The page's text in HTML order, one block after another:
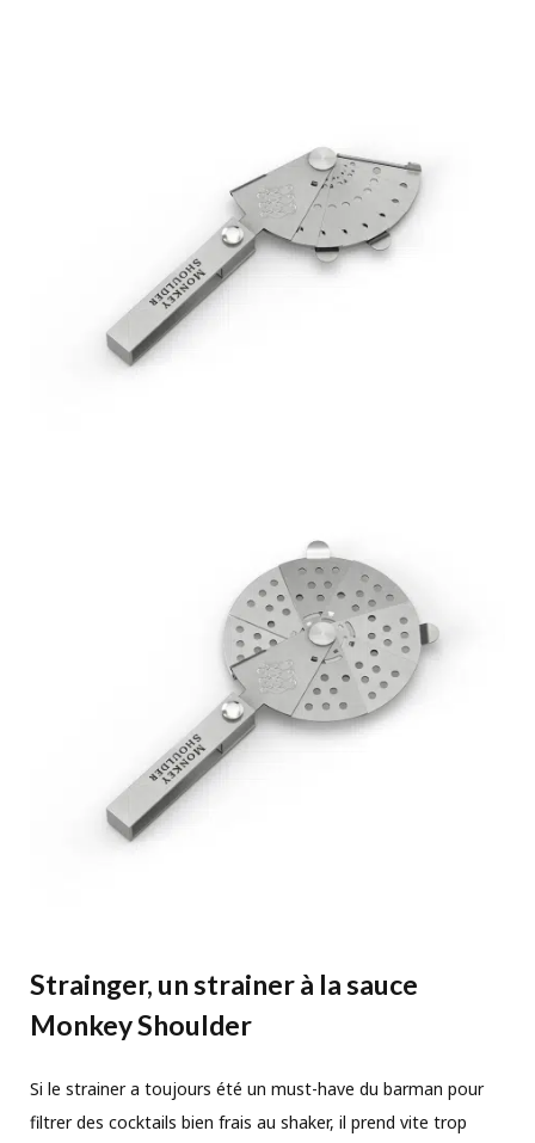
Strainger, un strainer à la sauce
Monkey Shoulder
Si le strainer a toujours été un must-have du barman pour
filtrer des cocktails bien frais au shaker, il prend vite trop